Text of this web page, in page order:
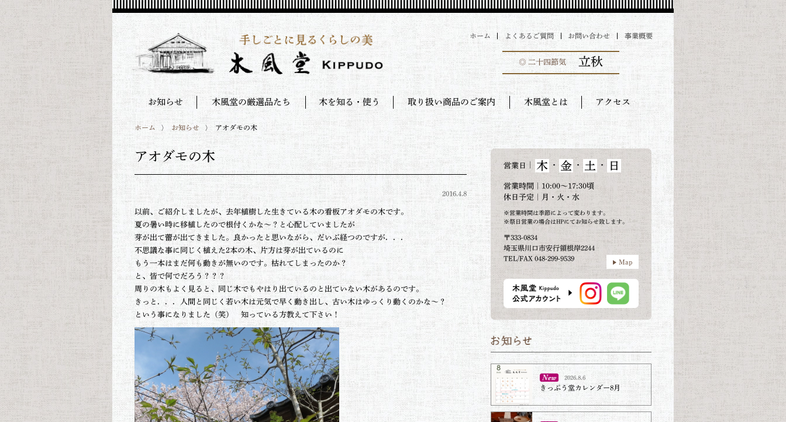
ホーム よくあるご質問 お問い合わせ 事業概要
◎ 二十四節気 立秋
お知らせ 木風堂の厳選品たち 木を知る・使う 取り扱い商品のご案内 木風堂とは アクセス
ホーム お知らせ アオダモの木
アオダモの木
2016.4.8
以前、ご紹介しましたが、去年植樹した生きている木の看板アオダモの木です。
夏の暑い時に移植したので根付くかな～？と心配していましたが
芽が出て蕾が出てきました。良かったと思いながら、だいぶ経つのですが．．．
不思議な事に同じく植えた2本の木、片方は芽が出ているのに
もう一本はまだ何も動きが無いのです。枯れてしまったのか？
と、皆で何でだろう？？？
周りの木もよく見ると、同じ木でもやはり出ているのと出ていない木があるのです。
きっと．．．人間と同じく若い木は元気で早く動き出し、古い木はゆっくり動くのかな～？
という事になりました（笑） 知っている方教えて下さい！
営業日 木 ・ 金 ・ 土 ・ 日
営業時間｜10:00～17:30頃
休日予定｜月・火・水
※営業時間は季節によって変わります。
※祭日営業の場合はHPにてお知らせ致します。
〒333-0834
埼玉県川口市安行領根岸2244
TEL/FAX 048-299-9539
Map
2026.8.6
きっぷう堂カレンダー8月